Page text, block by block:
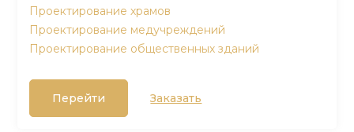
Проектирование храмов
Проектирование медучреждений
Проектирование общественных зданий
Перейти Заказать